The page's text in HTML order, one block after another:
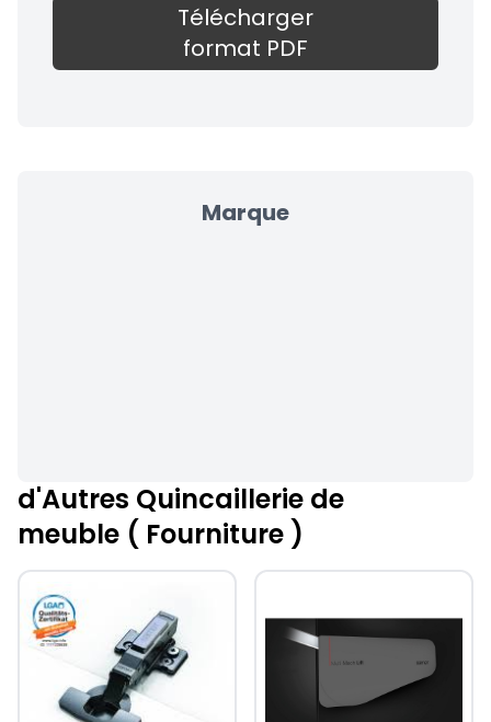
Télécharger
format PDF
Marque
d'Autres Quincaillerie de
meuble ( Fourniture )